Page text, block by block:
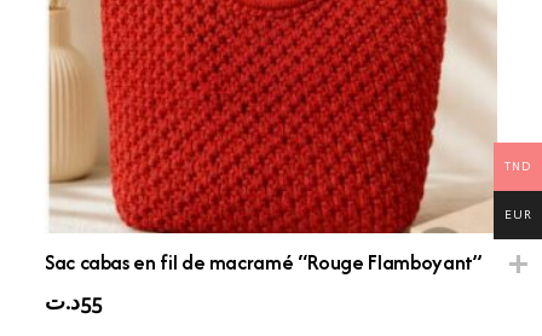
Sac cabas en fil de macramé “Rouge Flamboyant”
55د.ت
TND
EUR